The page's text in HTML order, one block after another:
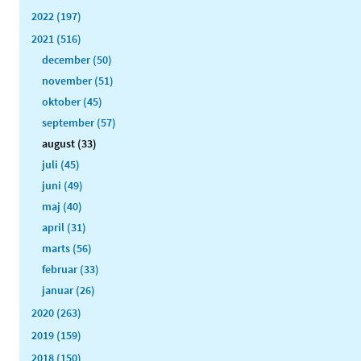
2022 (197)
2021 (516)
december (50)
november (51)
oktober (45)
september (57)
august (33)
juli (45)
juni (49)
maj (40)
april (31)
marts (56)
februar (33)
januar (26)
2020 (263)
2019 (159)
2018 (150)